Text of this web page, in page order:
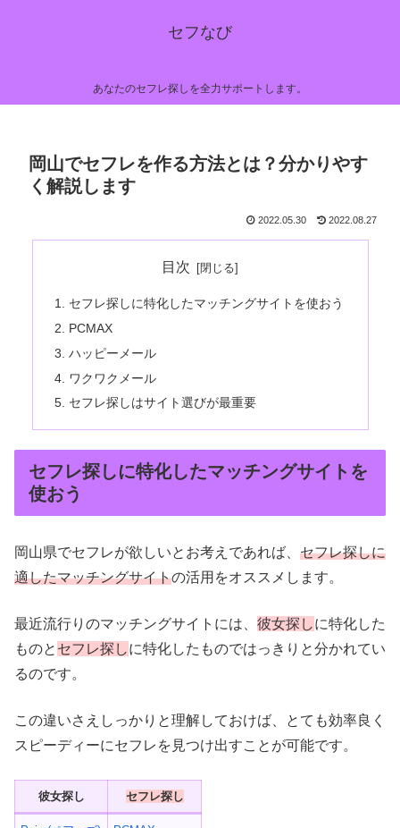
セフなび
あなたのセフレ探しを全力サポートします。
岡山でセフレを作る方法とは？分かりやす
く解説します
2022.05.30 2022.08.27
目次
セフレ探しに特化したマッチングサイトを使おう
PCMAX
ハッピーメール
ワクワクメール
セフレ探しはサイト選びが最重要
セフレ探しに特化したマッチングサイトを
使おう
岡山県でセフレが欲しいとお考えであれば、 セフレ探しに
適したマッチングサイトの活用をオススメします。
最近流行りのマッチングサイトには、 彼女探しに特化した
ものと セフレ探しに特化したものではっきりと分かれてい
るのです。
この違いさえしっかりと理解しておけば、とても効率良く
スピーディーにセフレを見つけ出すことが可能です。
彼女探し セフレ探し